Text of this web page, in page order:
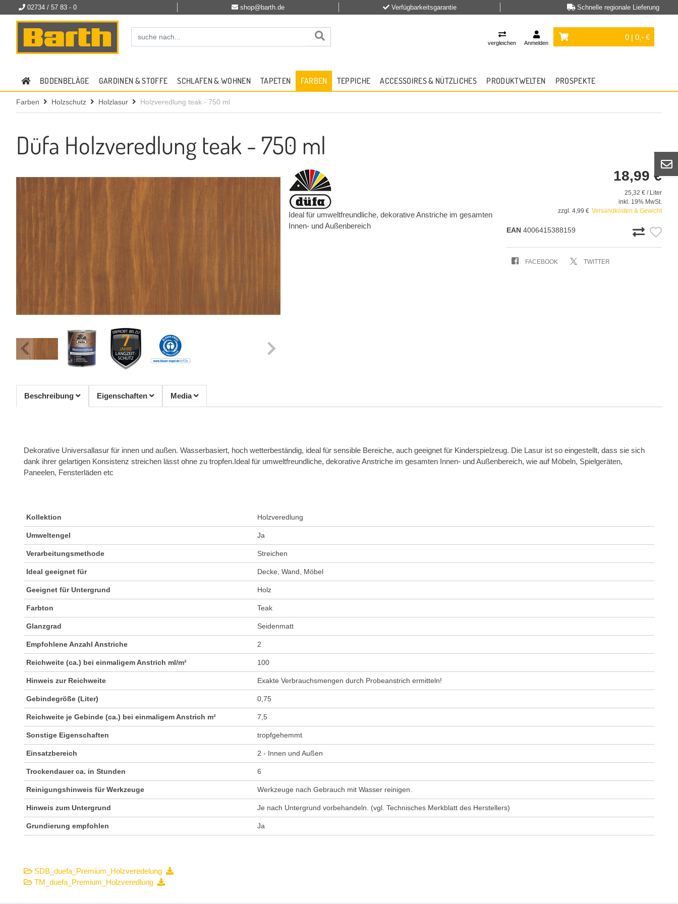
02734 / 57 83 - 0 shop@barth.de Verfügbarkeitsgarantie Schnelle regionale Lieferung
vergleichen Anmelden
0 | 0,- €
BODENBELÄGE GARDINEN & STOFFE SCHLAFEN & WOHNEN TAPETEN FARBEN TEPPICHE ACCESSOIRES & NÜTZLICHES PRODUKTWELTEN PROSPEKTE
Farben Holzschutz Holzlasur Holzveredlung teak - 750 ml
Düfa Holzveredlung teak - 750 ml
18,99 €
25,32 € / Liter
inkl. 19% MwSt.
zzgl. 4,99 € Versandkosten & Gewicht
EAN 4006415388159
FACEBOOK TWITTER
Ideal für umweltfreundliche, dekorative Anstriche im gesamten
Innen- und Außenbereich
Beschreibung Eigenschaften Media
Dekorative Universallasur für innen und außen. Wasserbasiert, hoch wetterbeständig, ideal für sensible Bereiche, auch geeignet für Kinderspielzeug. Die Lasur ist so eingestellt, dass sie sich
dank ihrer gelartigen Konsistenz streichen lässt ohne zu tropfen.Ideal für umweltfreundliche, dekorative Anstriche im gesamten Innen- und Außenbereich, wie auf Möbeln, Spielgeräten,
Paneelen, Fensterläden etc
Kollektion Holzveredlung
Umweltengel Ja
Verarbeitungsmethode Streichen
Ideal geeignet für Decke, Wand, Möbel
Geeignet für Untergrund Holz
Farbton Teak
Glanzgrad Seidenmatt
Empfohlene Anzahl Anstriche 2
Reichweite (ca.) bei einmaligem Anstrich ml/m² 100
Hinweis zur Reichweite Exakte Verbrauchsmengen durch Probeanstrich ermitteln!
Gebindegröße (Liter) 0,75
Reichweite je Gebinde (ca.) bei einmaligem Anstrich m² 7,5
Sonstige Eigenschaften tropfgehemmt
Einsatzbereich 2 - Innen und Außen
Trockendauer ca. in Stunden 6
Reinigungshinweis für Werkzeuge Werkzeuge nach Gebrauch mit Wasser reinigen.
Hinweis zum Untergrund Je nach Untergrund vorbehandeln. (vgl. Technisches Merkblatt des Herstellers)
Grundierung empfohlen Ja
SDB_duefa_Premium_Holzveredelung
TM_duefa_Premium_Holzveredlung